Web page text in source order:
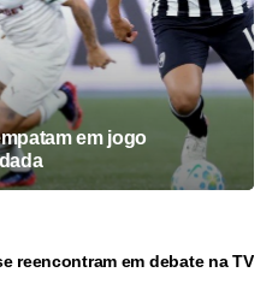
em jogo
reencontram em debate na TV